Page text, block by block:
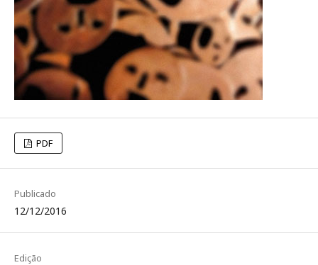
PDF
Publicado
12/12/2016
Edição